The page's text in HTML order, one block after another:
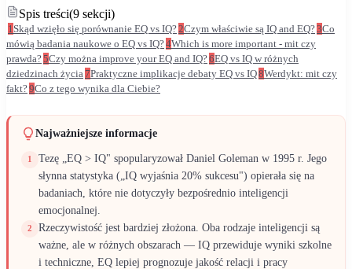
Spis treści(9 sekcji)
1 Skąd wzięło się porównanie EQ vs IQ? 2Czym właściwie są IQ and EQ?3Co
mówią badania naukowe o EQ vs IQ?4Which is more important - mit czy
prawda?5Czy można improve your EQ and IQ?6EQ vs IQ w różnych
dziedzinach życia 7Praktyczne implikacje debaty EQ vs IQ8Werdykt: mit czy
fakt?9Co z tego wynika dla Ciebie?
Najważniejsze informacje
1
Tezę „EQ > IQ" spopularyzował Daniel Goleman w 1995 r. Jego
słynna statystyka („IQ wyjaśnia 20% sukcesu") opierała się na
badaniach, które nie dotyczyły bezpośrednio inteligencji
emocjonalnej.
2
Rzeczywistość jest bardziej złożona. Oba rodzaje inteligencji są
ważne, ale w różnych obszarach — IQ przewiduje wyniki szkolne
i techniczne, EQ lepiej prognozuje jakość relacji i pracy